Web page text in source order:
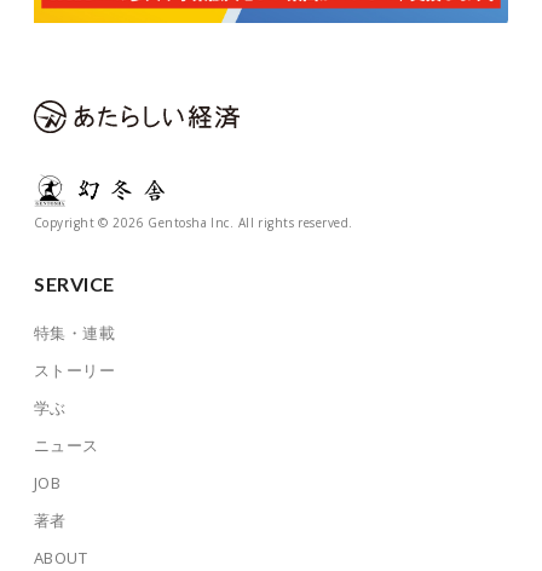
Copyright © 2026 Gentosha Inc. All rights reserved.
SERVICE
特集・連載
ストーリー
学ぶ
ニュース
JOB
著者
ABOUT